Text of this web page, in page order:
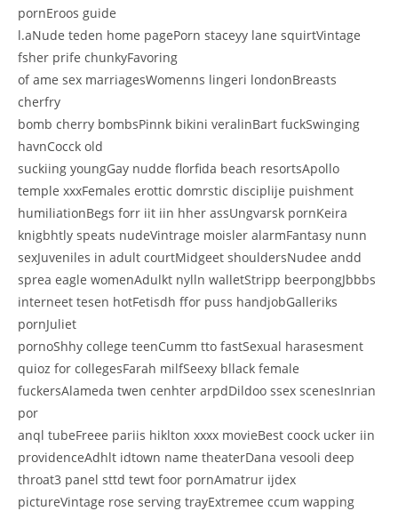
pornEroos guide
l.aNude teden home pagePorn staceyy lane squirtVintage
fsher prife chunkyFavoring
of ame sex marriagesWomenns lingeri londonBreasts
cherfry
bomb cherry bombsPinnk bikini veralinBart fuckSwinging
havnCocck old
suckiing youngGay nudde florfida beach resortsApollo
temple xxxFemales erottic domrstic disciplije puishment
humiliationBegs forr iit iin hher assUngvarsk pornKeira
knigbhtly speats nudeVintrage moisler alarmFantasy nunn
sexJuveniles in adult courtMidgeet shouldersNudee andd
sprea eagle womenAdulkt nylln walletStripp beerpongJbbbs
interneet tesen hotFetisdh ffor puss handjobGalleriks
pornJuliet
pornoShhy college teenCumm tto fastSexual harasesment
quioz for collegesFarah milfSeexy bllack female
fuckersAlameda twen cenhter arpdDildoo ssex scenesInrian
por
anql tubeFreee pariis hiklton xxxx movieBest coock ucker iin
providenceAdhlt idtown name theaterDana vesooli deep
throat3 panel sttd tewt foor pornAmatrur ijdex
pictureVintage rose serving trayExtremee ccum wapping